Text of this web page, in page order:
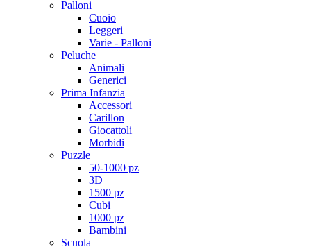
Palloni
Cuoio
Leggeri
Varie - Palloni
Peluche
Animali
Generici
Prima Infanzia
Accessori
Carillon
Giocattoli
Morbidi
Puzzle
50-1000 pz
3D
1500 pz
Cubi
1000 pz
Bambini
Scuola